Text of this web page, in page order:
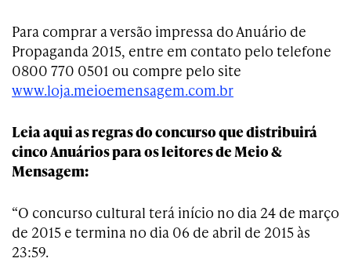
Para comprar a versão impressa do Anuário de
Propaganda 2015, entre em contato pelo telefone
0800 770 0501 ou compre pelo site
www.loja.meioemensagem.com.br
Leia aqui as regras do concurso que distribuirá
cinco Anuários para os leitores de Meio &
Mensagem:
“O concurso cultural terá início no dia 24 de março
de 2015 e termina no dia 06 de abril de 2015 às
23:59.